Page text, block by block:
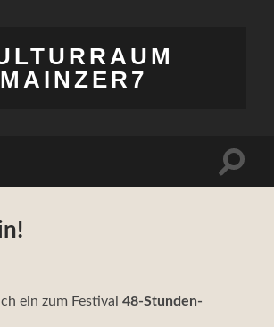
MAINZER7
ein zum Festival48-Stunden-